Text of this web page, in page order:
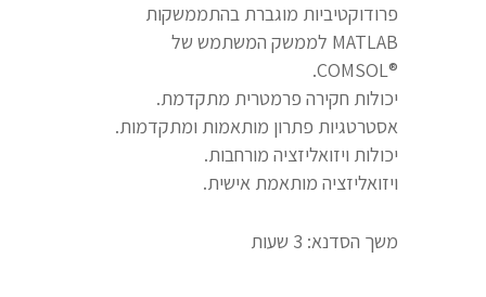
פרודוקטיביות מוגברת בהתממשקות
MATLAB לממשק המשתמש של
®COMSOL.
יכולות חקירה פרמטרית מתקדמת.
אסטרטגיות פתרון מותאמות ומתקדמות.
יכולות ויזואליזציה מורחבות.
ויזואליזציה מותאמת אישית.
משך הסדנא: 3 שעות